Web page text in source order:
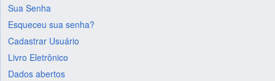
Sua Senha
Esqueceu sua senha?
Cadastrar Usuário
Livro Eletrônico
Dados abertos